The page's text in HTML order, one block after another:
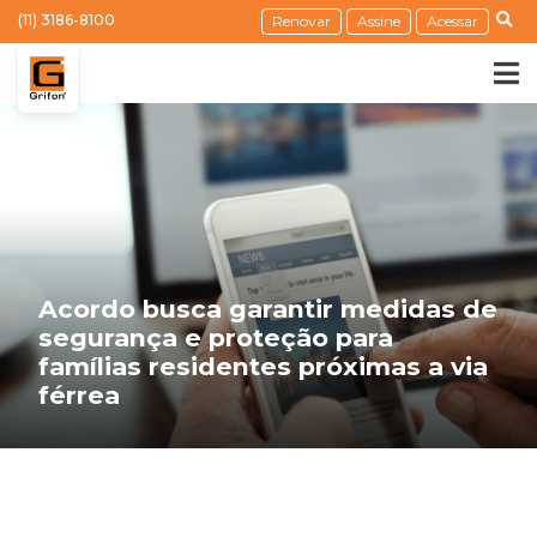
(11) 3186-8100 Renovar Assine Acessar
Acordo busca garantir medidas de
segurança e proteção para
famílias residentes próximas a via
férrea